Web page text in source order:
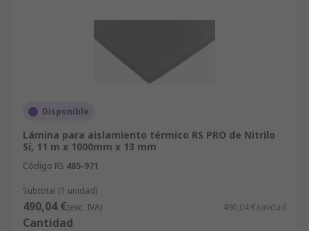
Disponible
Lámina para aislamiento térmico RS PRO de Nitrilo
Sí, 11 m x 1000mm x 13 mm
Código RS 485-971
Subtotal (1 unidad)
490,04 €(exc. IVA) 490,04 €/unidad
Cantidad